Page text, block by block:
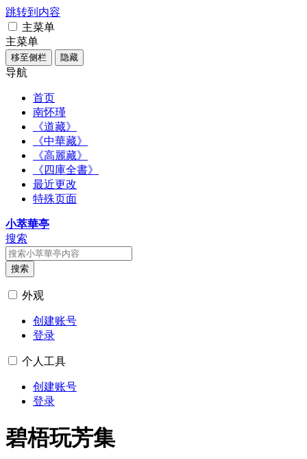
跳转到内容
主菜单
主菜单
移至侧栏 隐藏
导航
首页
南怀瑾
《道藏》
《中華藏》
《高麗藏》
《四庫全書》
最近更改
特殊页面
小萃華亭
搜索
搜索
外观
创建账号
登录
个人工具
创建账号
登录
碧梧玩芳集